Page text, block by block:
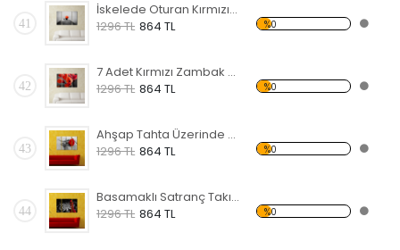
41
İskelede Oturan Kırmızı Şemsiyeli Kadın Forex Tablo
1296 TL 864 TL %0
42
7 Adet Kırmızı Zambak Forex Tablo
1296 TL 864 TL %0
43
Ahşap Tahta Üzerinde Kırmızı Gül Forex Tablo
1296 TL 864 TL %0
44
Basamaklı Satranç Takımı Forex Tablo
1296 TL 864 TL %0